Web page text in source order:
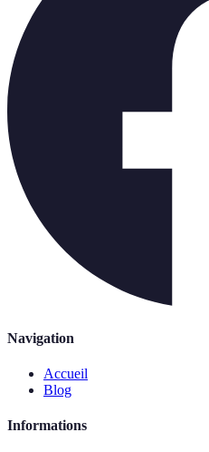
Navigation
Accueil
Blog
Informations